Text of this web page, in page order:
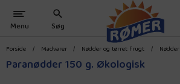
Forside / Madvarer / Nødder og tørret frugt / Nødder
Paranødder 150 g. Økologisk